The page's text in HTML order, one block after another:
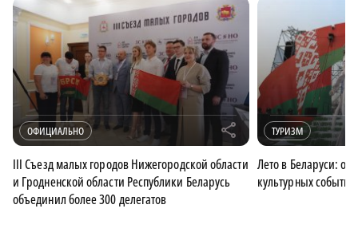
ОФИЦИАЛЬНО r
III Съезд малых городов Нижегородской области
и Гродненской области Республики Беларусь
объединил более 300 делегатов
ТУРИЗМ
Лето в Беларуси:
культурных событий